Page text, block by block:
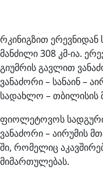
რკინიგზით
მანძილი 308 კმ-ია.
გიუმრის გავლით
ვანაძორი – სანაინ –
სადახლო – თბილისის
ფიოლეტოვოს სადგური
ვანაძორი – აირუმის
ში, რომელიც
მიმართულებას.